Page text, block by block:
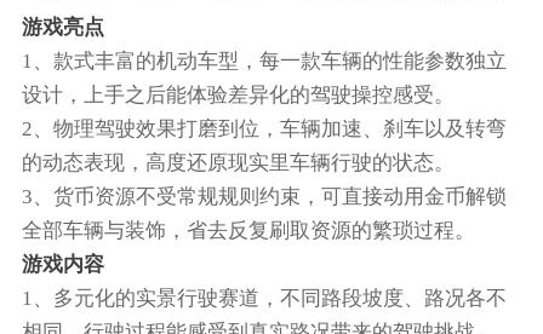
游戏亮点
1、款式丰富的机动车型，每一款车辆的性能参数独立
设计，上手之后能体验差异化的驾驶操控感受。
2、物理驾驶效果打磨到位，车辆加速、刹车以及转弯
的动态表现，高度还原现实里车辆行驶的状态。
3、货币资源不受常规规则约束，可直接动用金币解锁
全部车辆与装饰，省去反复刷取资源的繁琐过程。
游戏内容
1、多元化的实景行驶赛道，不同路段坡度、路况各不